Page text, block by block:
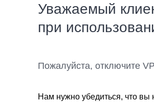
Уважаемый
при
Пожалуйста, отключите
Нам нужно убедиться, что вы